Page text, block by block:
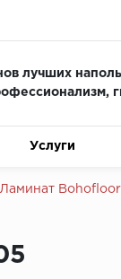
лучших
Услуги
Ламинат